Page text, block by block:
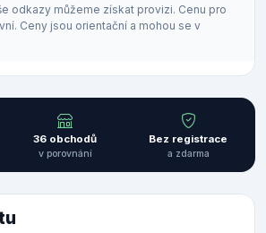
odkazy můžeme získat provizi. Cenu pro
Ceny jsou orientační a mohou se v
36 obchodů
v porovnání
Bez registrace
a zdarma